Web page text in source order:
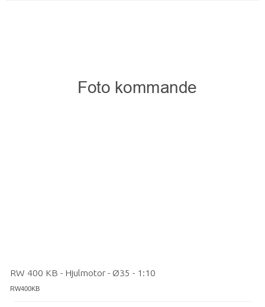
RW 400 KB - Hjulmotor - Ø35 - 1:10
RW400KB